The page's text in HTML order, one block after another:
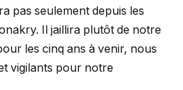
pas seulement depuis les
Il jaillira plutôt de notre
les cinq ans à venir, nous
vigilants pour notre